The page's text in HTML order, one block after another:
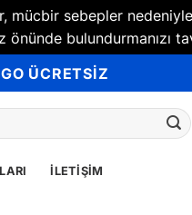
sebepler
bulundurmanızı
ÜCRETSİZ
İLETIŞIM